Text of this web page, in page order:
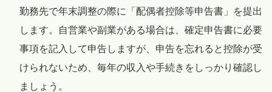
勤務先で年末調整の際に「配偶者控除等申告書」を提出
します。自営業や副業がある場合は、確定申告書に必要
事項を記入して申告しますが、申告を忘れると控除が受
けられないため、毎年の収入や手続きをしっかり確認し
ましょう。